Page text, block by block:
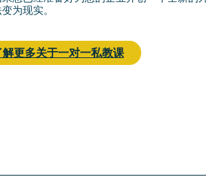
为现实。
解更多关于一对一私教课